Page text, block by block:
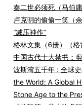
秦二世必须死（马伯庸
卢克明的偷偷一笑（
“减压神作”
格林文集（6册）（格
中国古代十大禁书：
波斯湾五千年 : 全球
the World: A Global
Stone Age to the